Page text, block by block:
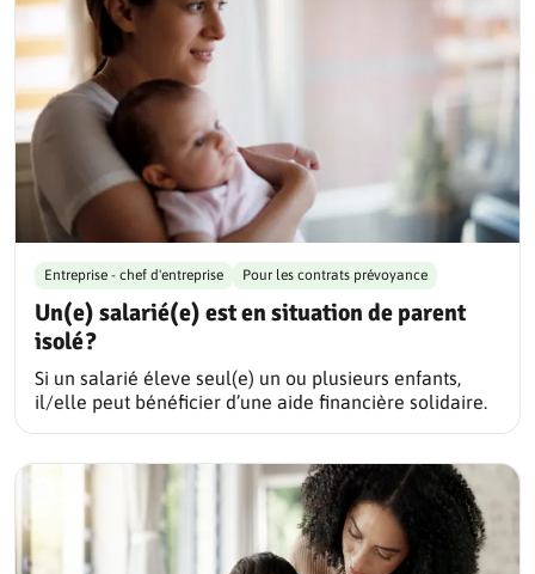
Un(e) salarié(e) est en situation de parent
isolé ?
Entreprise - chef d'entreprise Pour les contrats prévoyance
Si un salarié éleve seul(e) un ou plusieurs enfants,
il/elle peut bénéficier d’une aide financière solidaire.